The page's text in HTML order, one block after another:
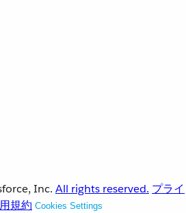
Inc. All rights reserved. プライ
規約 Cookies Settings